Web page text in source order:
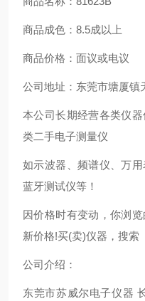
商品成色：8.5成以上
商品价格：面议或电议
公司地址：东莞市塘厦镇
本公司长期经营各类仪
类二手电子测量仪
如示波器、频谱仪、万用
蓝牙测试仪等！
因价格时有变动，你浏
新价格!买(卖)仪器，搜索
公司介绍：
东莞市苏威尔电子仪器